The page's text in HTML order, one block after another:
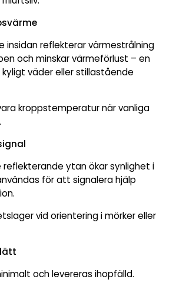
insidan reflekterar värmestrålning
och minskar värmeförlust – en
kyligt väder eller stillastående
kroppstemperatur när vanliga
reflekterande ytan ökar synlighet i
för att signalera hjälp
vid orientering i mörker eller
och levereras ihopfälld.